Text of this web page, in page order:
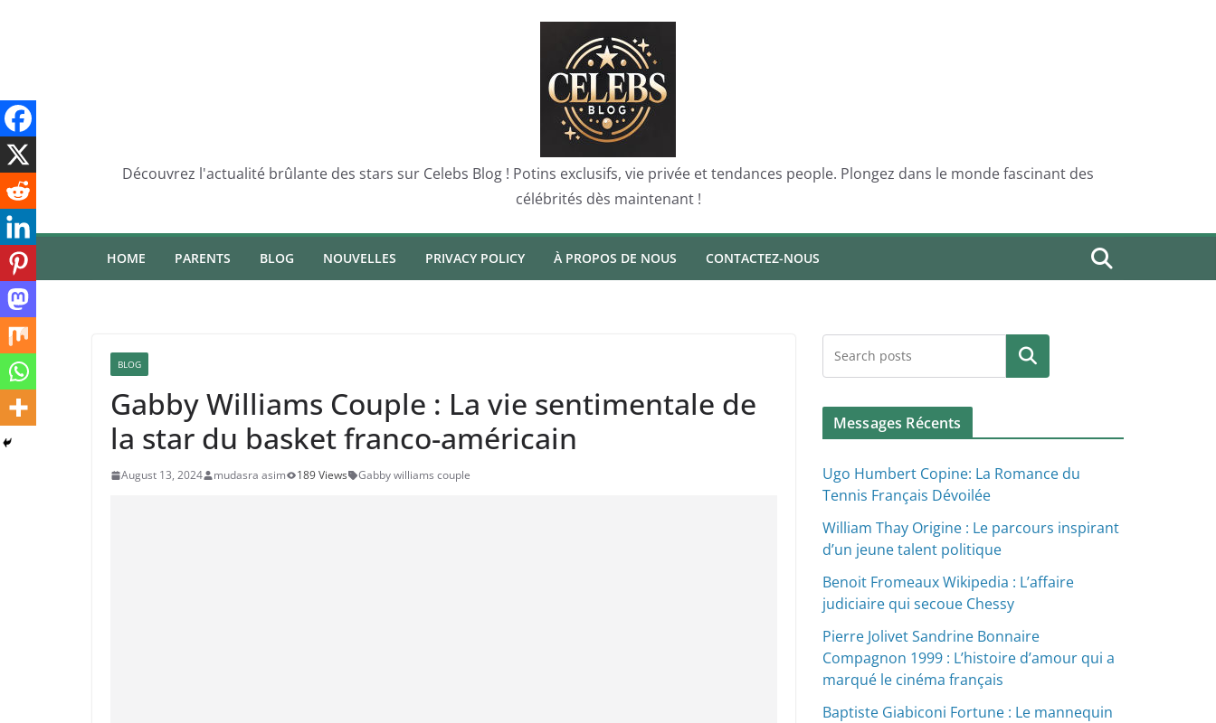
Découvrez l'actualité brûlante des stars sur Celebs Blog ! Potins exclusifs, vie privée et tendances people. Plongez dans le monde fascinant des
célébrités dès maintenant !
HOME PARENTS BLOG NOUVELLES PRIVACY POLICY À PROPOS DE NOUS CONTACTEZ-NOUS
BLOG
Gabby Williams Couple : La vie sentimentale de
la star du basket franco-américain
August 13, 2024 mudasra asim 189 Views Gabby williams couple
Search
Messages Récents
Ugo Humbert Copine: La Romance du
Tennis Français Dévoilée
William Thay Origine : Le parcours inspirant
d’un jeune talent politique
Benoit Fromeaux Wikipedia : L’affaire
judiciaire qui secoue Chessy
Pierre Jolivet Sandrine Bonnaire
Compagnon 1999 : L’histoire d’amour qui a
marqué le cinéma français
Baptiste Giabiconi Fortune : Le mannequin